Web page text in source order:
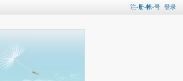
注-册-帐-号 登录